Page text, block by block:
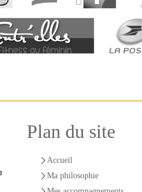
Plan du site
Accueil
Ma philosophie